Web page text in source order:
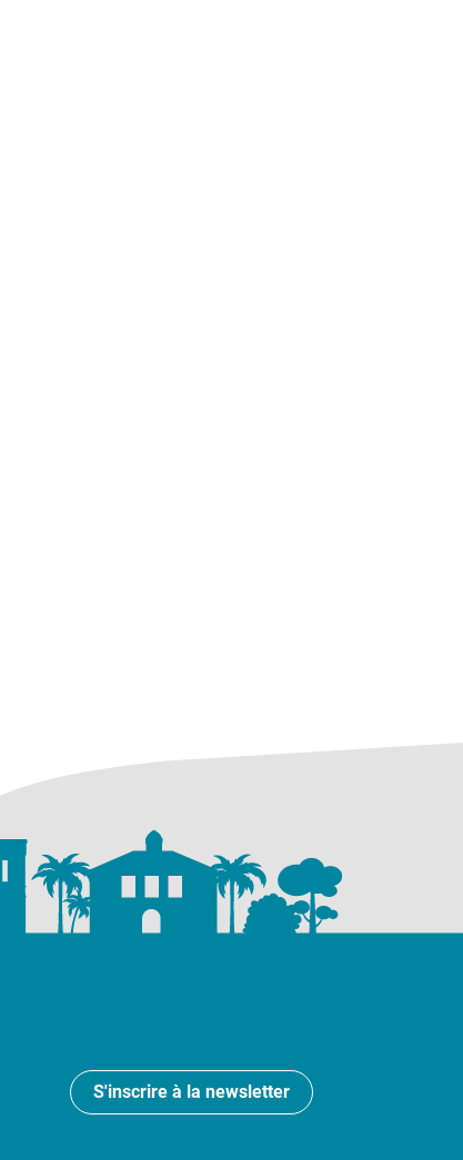
S'inscrire à la newsletter